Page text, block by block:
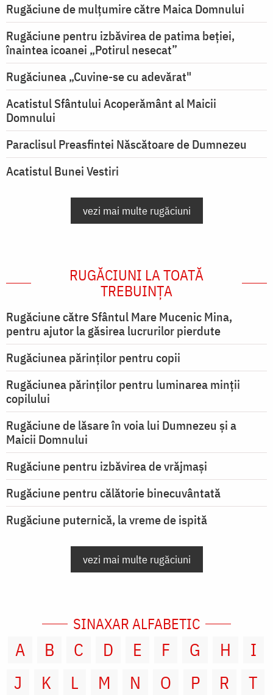
Rugăciune de mulţumire către Maica Domnului
Rugăciune pentru izbăvirea de patima beției,
înaintea icoanei „Potirul nesecat”
Rugăciunea „Cuvine-se cu adevărat"
Acatistul Sfântului Acoperământ al Maicii
Domnului
Paraclisul Preasfintei Născătoare de Dumnezeu
Acatistul Bunei Vestiri
vezi mai multe rugăciuni
RUGĂCIUNI LA TOATĂ
TREBUINȚA
Rugăciune către Sfântul Mare Mucenic Mina,
pentru ajutor la găsirea lucrurilor pierdute
Rugăciunea părinților pentru copii
Rugăciunea părinților pentru luminarea minţii
copilului
Rugăciune de lăsare în voia lui Dumnezeu şi a
Maicii Domnului
Rugăciune pentru izbăvirea de vrăjmași
Rugăciune pentru călătorie binecuvântată
Rugăciune puternică, la vreme de ispită
vezi mai multe rugăciuni
SINAXAR ALFABETIC
A B C D E F G H
I
J
K L M N O P R
T